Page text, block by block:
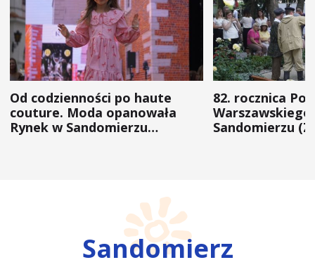
Od codzienności po haute
couture. Moda opanowała
Rynek w Sandomierzu
82. rocznica
Warszawskiego
Sandomierzu
Sandomierz